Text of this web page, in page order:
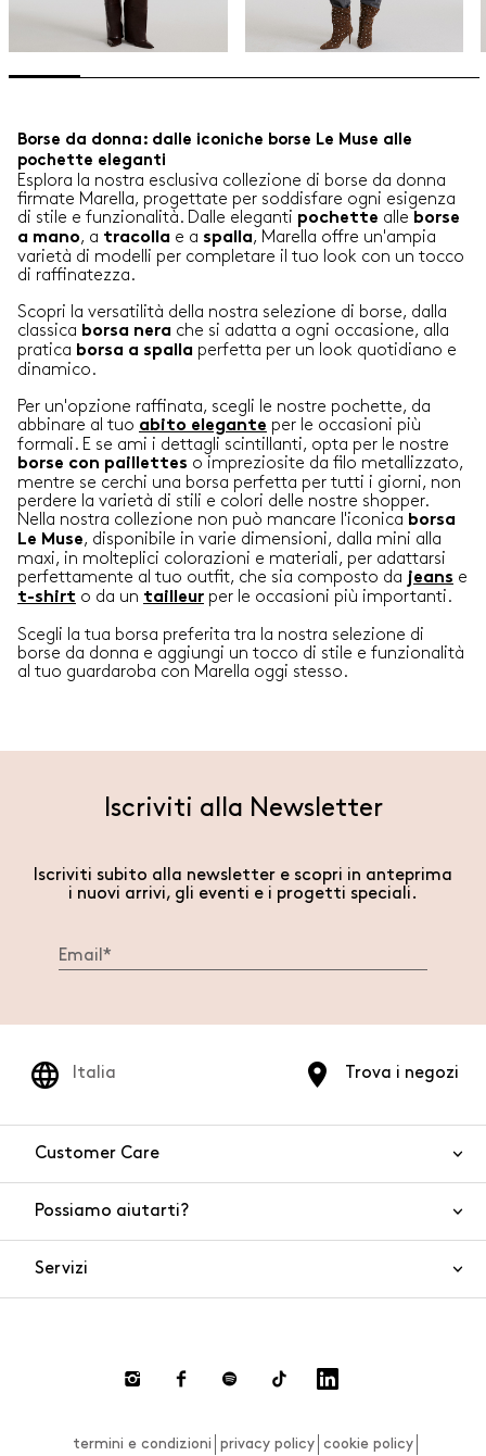
Borse da donna: dalle iconiche borse Le Muse alle
pochette eleganti
Esplora la nostra esclusiva collezione di borse da donna
firmate Marella, progettate per soddisfare ogni esigenza
di stile e funzionalità. Dalle eleganti pochette alle borse
a mano, a tracolla e a spalla, Marella offre un'ampia
varietà di modelli per completare il tuo look con un tocco
di raffinatezza.
Scopri la versatilità della nostra selezione di borse, dalla
classica borsa nera che si adatta a ogni occasione, alla
pratica borsa a spalla perfetta per un look quotidiano e
dinamico.
Per un'opzione raffinata, scegli le nostre pochette, da
abbinare al tuo abito elegante per le occasioni più
formali. E se ami i dettagli scintillanti, opta per le nostre
borse con paillettes o impreziosite da filo metallizzato,
mentre se cerchi una borsa perfetta per tutti i giorni, non
perdere la varietà di stili e colori delle nostre shopper.
Nella nostra collezione non può mancare l'iconica borsa
Le Muse, disponibile in varie dimensioni, dalla mini alla
maxi, in molteplici colorazioni e materiali, per adattarsi
perfettamente al tuo outfit, che sia composto da jeans e
t-shirt o da un tailleur per le occasioni più importanti.
Scegli la tua borsa preferita tra la nostra selezione di
borse da donna e aggiungi un tocco di stile e funzionalità
al tuo guardaroba con Marella oggi stesso.
Iscriviti alla Newsletter
Iscriviti subito alla newsletter e scopri in anteprima
i nuovi arrivi, gli eventi e i progetti speciali.
Trova i negozi
Italia
Customer Care
Sicurezza del prodotto
Possiamo aiutarti?
Pagamenti
Servizi
Click and collect
Smart Shopping
termini e condizioni privacy policy cookie policy